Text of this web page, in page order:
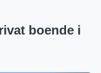
boende i